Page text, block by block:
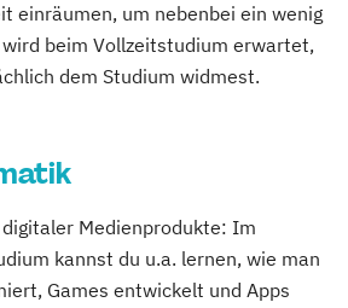
einräumen, um nebenbei ein wenig
beim Vollzeitstudium erwartet,
dem Studium widmest.
Medienprodukte: Im
kannst du u.a. lernen, wie man
Games entwickelt und Apps